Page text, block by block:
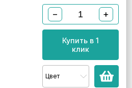
− +
Купить в 1
клик
Цвет